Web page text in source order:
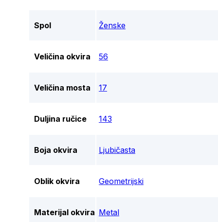
Spol Ženske
Veličina okvira 56
Veličina mosta 17
Duljina ručice 143
Boja okvira Ljubičasta
Oblik okvira Geometrijski
Materijal okvira Metal